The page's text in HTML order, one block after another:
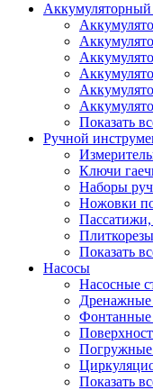
Показать
Ручной
Ключи
Наборы
Ножовки
Пассатижи,
Показать
Насосы
Насосные
Дренажные
Фонтанные
Погружные
Показать